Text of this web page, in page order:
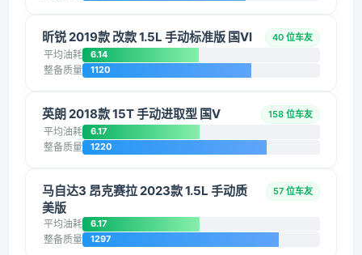
昕锐 2019款 改款 1.5L 手动标准版 国VI 40 位车友
平均油耗 6.14
整备质量 1120
英朗 2018款 15T 手动进取型 国V 158 位车友
平均油耗 6.17
整备质量 1220
马自达3 昂克赛拉 2023款 1.5L 手动质
美版
57 位车友
平均油耗 6.17
整备质量 1297